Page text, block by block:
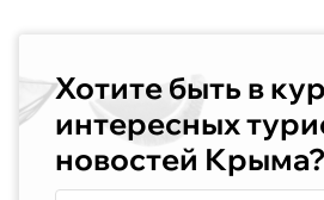
Хотите быть в
интересных
новостей Крыма?